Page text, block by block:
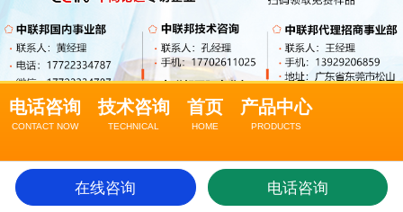
电话咨询
CONTACT NOW
技术咨询
TECHNICAL
首页
HOME
产品中心
PRODUCTS
关于我们
在线咨询 电话咨询